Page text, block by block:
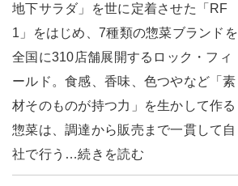
地下サラダ」を世に定着させた「RF
1」をはじめ、7種類の惣菜ブランドを
全国に310店舗展開するロック・フィ
ールド。食感、香味、色つやなど「素
材そのものが持つ力」を生かして作る
惣菜は、調達から販売まで一貫して自
社で行う…続きを読む